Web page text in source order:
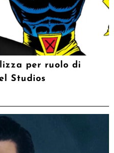
per ruolo di
Studios